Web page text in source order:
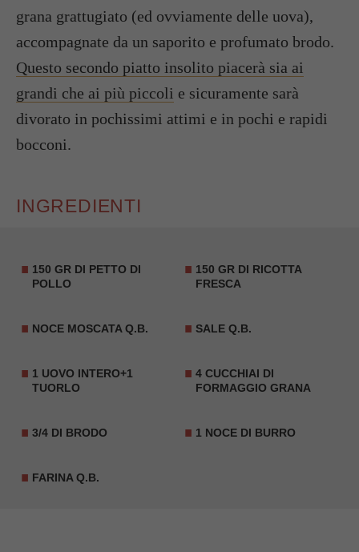
grana grattugiato (ed ovviamente delle uova),
accompagnate da un saporito e profumato brodo.
Questo secondo piatto insolito piacerà sia ai
grandi che ai più piccoli e sicuramente sarà
divorato in pochissimi attimi e in pochi e rapidi
bocconi.
INGREDIENTI
150 GR DI PETTO DI
POLLO
150 GR DI RICOTTA
FRESCA
NOCE MOSCATA Q.B. SALE Q.B.
1 UOVO INTERO+1
TUORLO
4 CUCCHIAI DI
FORMAGGIO GRANA
3/4 DI BRODO 1 NOCE DI BURRO
FARINA Q.B.